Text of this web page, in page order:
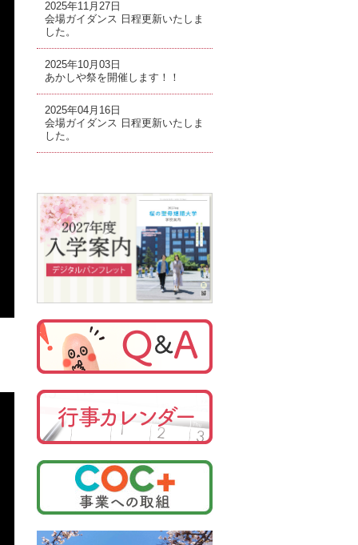
2025年11月27日
会場ガイダンス 日程更新いたしま
した。
2025年10月03日
あかしや祭を開催します！！
2025年04月16日
会場ガイダンス 日程更新いたしま
した。